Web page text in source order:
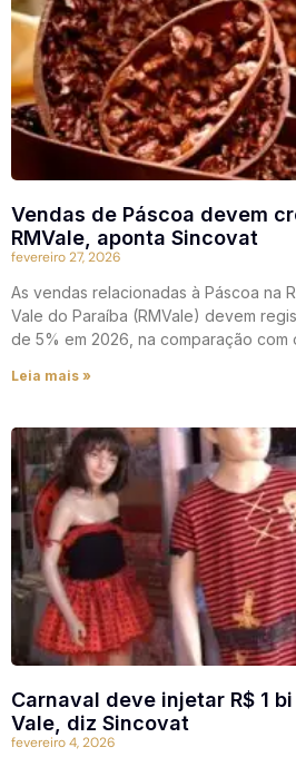
Vendas de Páscoa devem
RMVale, aponta Sincovat
fevereiro 27, 2026
As vendas relacionadas à Páscoa na
Vale do Paraíba (RMVale) devem
de 5% em 2026, na comparação com
Leia mais »
Carnaval deve injetar R$ 1
Vale, diz Sincovat
fevereiro 4, 2026